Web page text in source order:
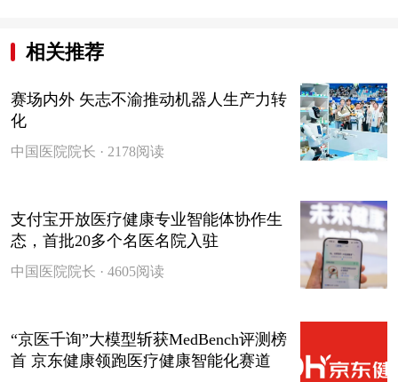
相关推荐
赛场内外 矢志不渝推动机器人生产力转
化
中国医院院长 · 2178阅读
支付宝开放医疗健康专业智能体协作生
态，首批20多个名医名院入驻
中国医院院长 · 4605阅读
“京医千询”大模型斩获MedBench评测榜
首 京东健康领跑医疗健康智能化赛道